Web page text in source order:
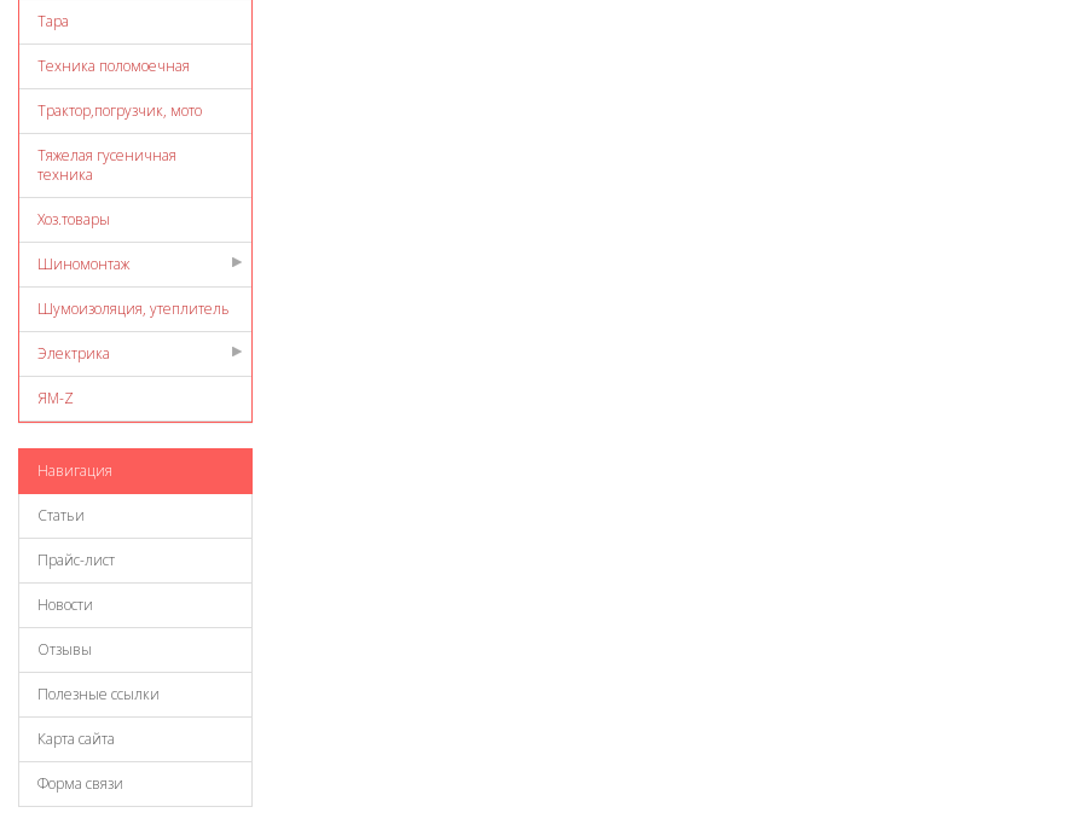
Тара
Техника поломоечная
Трактор,погрузчик, мото
Тяжелая гусеничная
техника
Хоз.товары
Шиномонтаж
Шумоизоляция, утеплитель
Электрика
ЯМ-Z
Навигация
Статьи
Прайс-лист
Новости
Отзывы
Полезные ссылки
Карта сайта
Форма связи